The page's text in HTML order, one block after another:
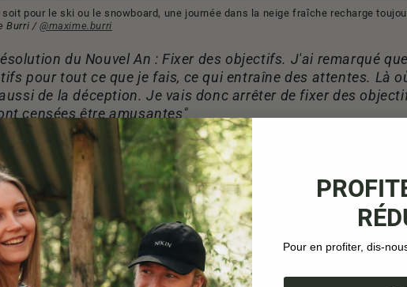
soit pour le ski ou le snowboard, une journée dans la neige fraîche recharge
Burri / @maxime.burri
du Nouvel An : Fixer des objectifs. J'ai remarqué
pour tout ce que je fais, ce qui entraîne des attentes. Là
de la déception. Je vais donc arrêter de fixer des
censées être amusantes"
-
capturer plus souvent les bons moments de la vie
-
Pour en profiter, dis-